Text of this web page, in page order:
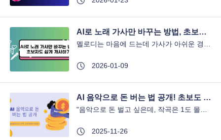
AI로 노래 가사만 바꾸는 방법, 초보자도 쉽게 개사하기
2026-01-09
AI 음악으로 돈 버는 법 공개! 초보도 가능한 Musicful 수익화 전략 4가지
2025-11-26